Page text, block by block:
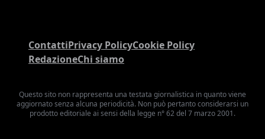
ContattiPrivacy PolicyCookie Policy
RedazioneChi siamo
Questo sito non rappresenta una testata giornalistica in quanto viene
aggiornato senza alcuna periodicità. Non può pertanto considerarsi un
prodotto editoriale ai sensi della legge n° 62 del 7 marzo 2001.